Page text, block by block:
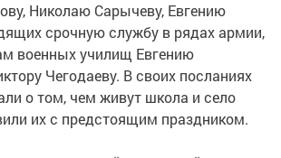
Николаю Сарычеву, Евгению
срочную службу в рядах армии,
военных училищ Евгению
Чегодаеву. В своих посланиях
о том, чем живут школа и село
их с предстоящим праздником.